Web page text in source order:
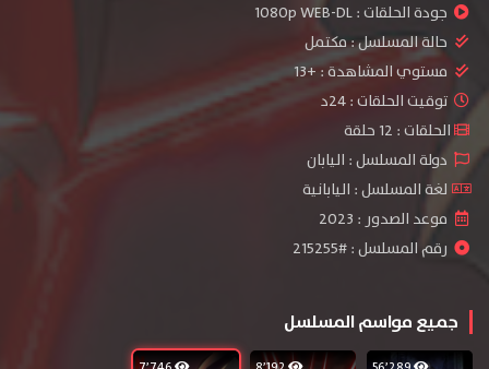
جودة الحلقات :1080p WEB-DL
حالة المسلسل :مكتمل
مستوي المشاهدة :+13
توقيت الحلقات : 24د
الحلقات : 12 حلقة
دولة المسلسل : اليابان
لغة المسلسل : اليابانية
موعد الصدور : 2023
رقم المسلسل : #215255
جميع مواسم المسلسل